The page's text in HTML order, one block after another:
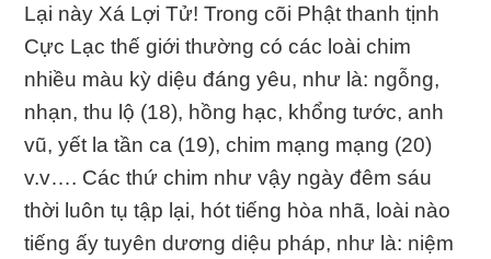
Lại này Xá Lợi Tử! Trong cõi Phật thanh tịnh
Cực Lạc thế giới thường có các loài chim
nhiều màu kỳ diệu đáng yêu, như là: ngỗng,
nhạn, thu lộ (18), hồng hạc, khổng tước, anh
vũ, yết la tần ca (19), chim mạng mạng (20)
v.v…. Các thứ chim như vậy ngày đêm sáu
thời luôn tụ tập lại, hót tiếng hòa nhã, loài nào
tiếng ấy tuyên dương diệu pháp, như là: niệm